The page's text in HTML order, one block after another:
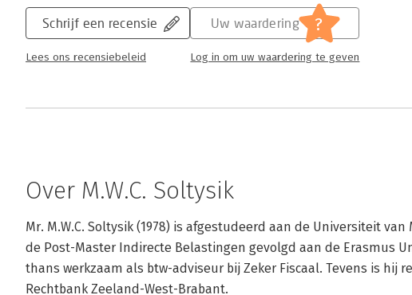
Schrijf een recensie
Lees ons recensiebeleid
Uw waardering ?
Log in om uw waardering te geven
Over M.W.C. Soltysik
Mr. M.W.C. Soltysik (1978) is afgestudeerd aan de Universiteit
de Post-Master Indirecte Belastingen gevolgd aan de Erasmus
thans werkzaam als btw-adviseur bij Zeker Fiscaal. Tevens is hij
Rechtbank Zeeland-West-Brabant.